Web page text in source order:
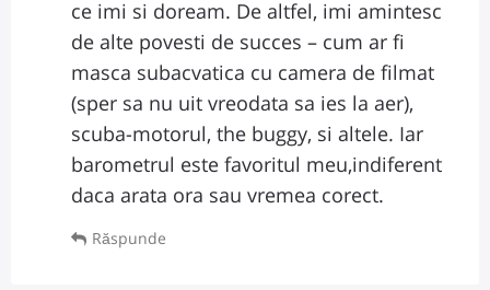
ce imi si doream. De altfel, imi amintesc
de alte povesti de succes – cum ar fi
masca subacvatica cu camera de filmat
(sper sa nu uit vreodata sa ies la aer),
scuba-motorul, the buggy, si altele. Iar
barometrul este favoritul meu,indiferent
daca arata ora sau vremea corect.
Răspunde